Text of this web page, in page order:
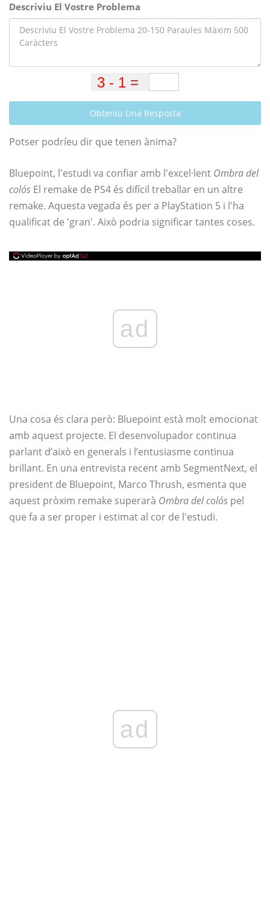
Descriviu El Vostre Problema
Obteniu Una Resposta
Potser podríeu dir que tenen ànima?
Bluepoint, l'estudi va confiar amb l'excel·lent Ombra del
colós El remake de PS4 és difícil treballar en un altre
remake. Aquesta vegada és per a PlayStation 5 i l'ha
qualificat de 'gran'. Això podria significar tantes coses.
ad
Una cosa és clara però: Bluepoint està molt emocionat
amb aquest projecte. El desenvolupador continua
parlant d’això en generals i l’entusiasme continua
brillant. En una entrevista recent amb SegmentNext, el
president de Bluepoint, Marco Thrush, esmenta que
aquest pròxim remake superarà Ombra del colós pel
que fa a ser proper i estimat al cor de l'estudi.
ad